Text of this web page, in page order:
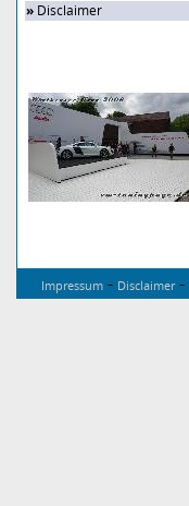
» Disclaimer
Impressum - Disclaimer-